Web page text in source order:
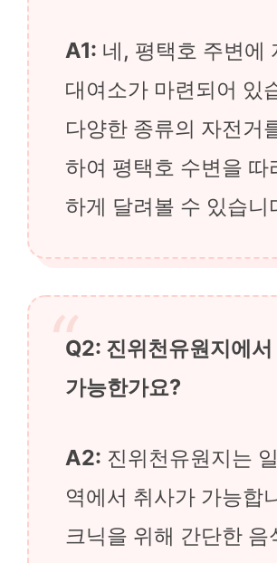
A1: 네, 평택호 주변에
대여소가 마련되어 있
다양한 종류의 자전거
하여 평택호 수변을 따
하게 달려볼 수 있습니
Q2: 진위천유원지에
가능한가요?
A2: 진위천유원지는
역에서 취사가 가능합
크닉을 위해 간단한 음